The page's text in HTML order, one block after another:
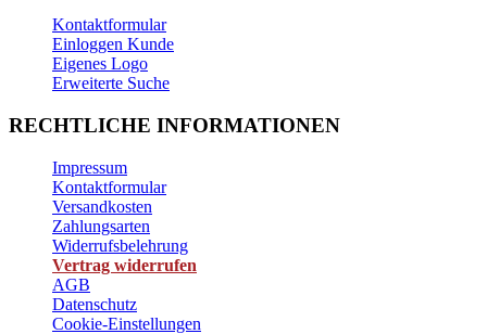
Kontaktformular
Einloggen Kunde
Eigenes Logo
Erweiterte Suche
RECHTLICHE INFORMATIONEN
Impressum
Kontaktformular
Versandkosten
Zahlungsarten
Widerrufsbelehrung
Vertrag widerrufen
AGB
Datenschutz
Cookie-Einstellungen